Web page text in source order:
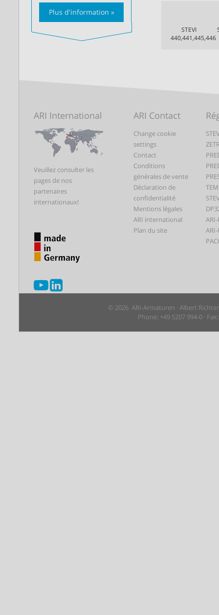
STEVI
440,441,445,446
Plus d'information »
ARI International
Veuillez consulter les
pages de nos
partenaires
internationaux!
ARI Contact
Change cookie
settings
Contact
Conditions
générales de vente
Déclaration de
confidentialité
Mentions légales
ARI international
Plan du site
© 2026 ARI-Armaturen · Albert
Phone: +49 5207 994-0 ·